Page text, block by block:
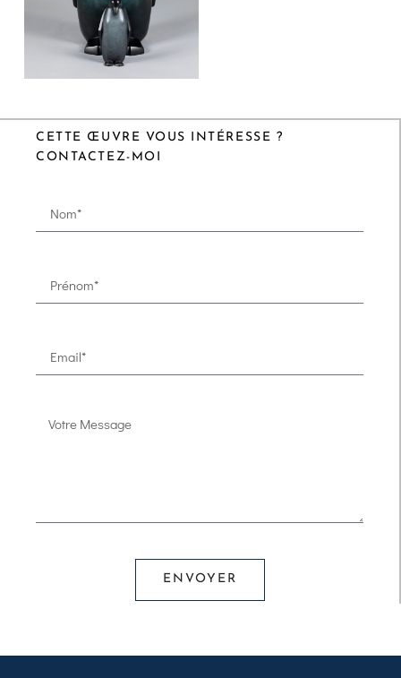
CETTE ŒUVRE VOUS INTÉRESSE ?
CONTACTEZ-MOI
ENVOYER